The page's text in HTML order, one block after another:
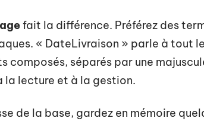
fait la différence. Préférez des
« DateLivraison » parle à tout
composés, séparés par une
lecture et à la gestion.
de la base, gardez en mémoire